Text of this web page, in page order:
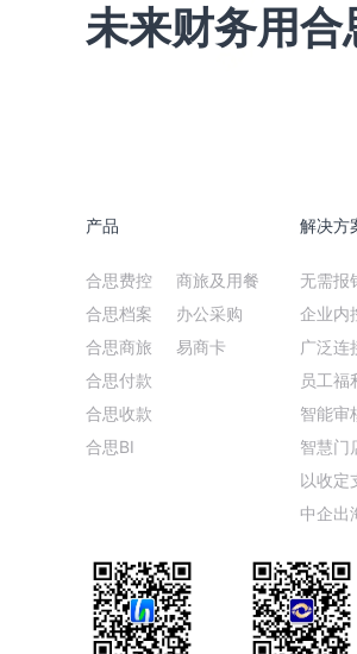
未来财务用
产品
合思费控
合思档案
合思商旅
合思付款
合思收款
合思BI
商旅及用餐
办公采购
易商卡
解决方
无需报
企业内
广泛连
员工福
智能审
智慧门
以收定
中企出